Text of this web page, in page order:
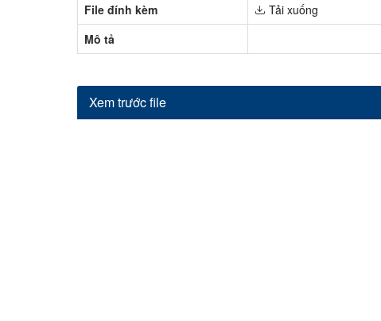
File đính kèm
Tải xuống
Mô tả
Xem trước file